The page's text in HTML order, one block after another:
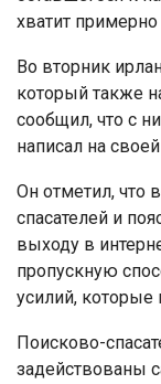
хватит примерно
Во вторник
который также
сообщил, что с
написал на
Он отметил, что
спасателей и
выходу в
пропускную
усилий, которые
Поисково-
задействованы